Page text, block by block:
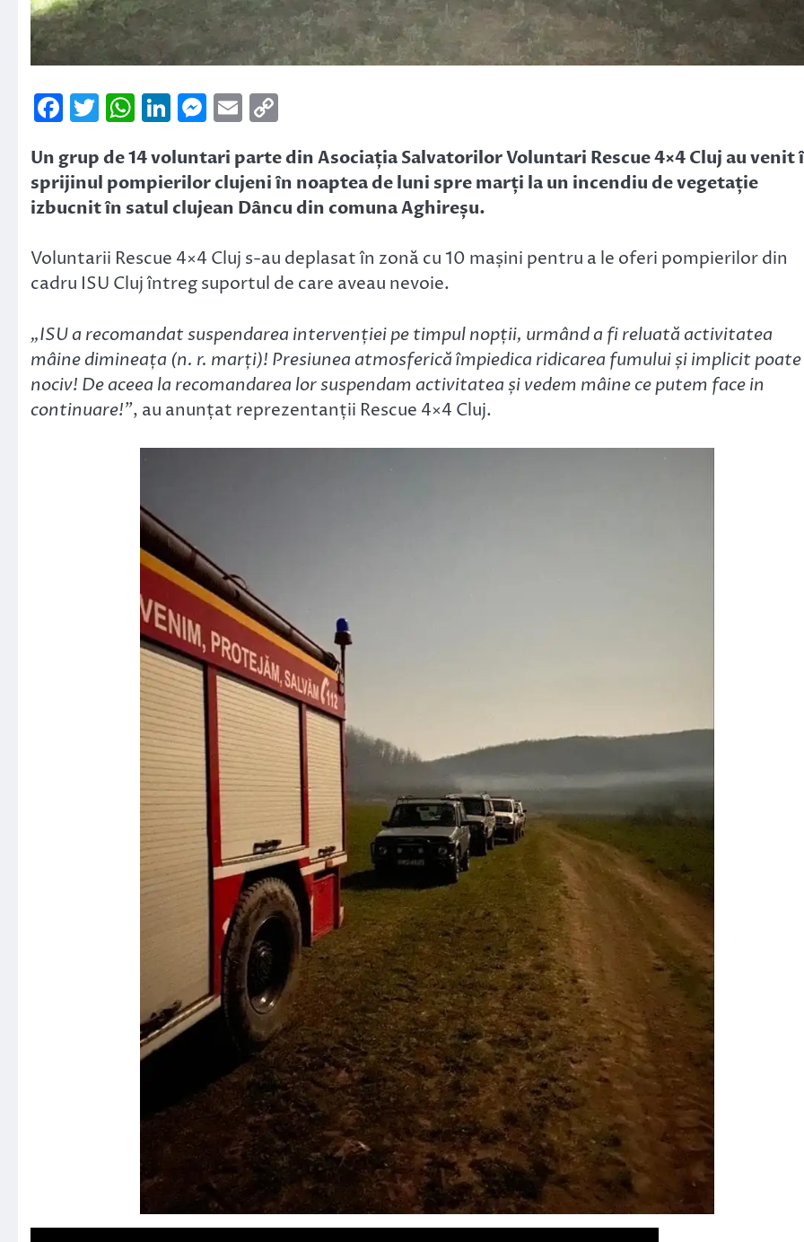
Facebook
Twitter
WhatsApp
LinkedIn
Messenger
Email
Un grup de 14 voluntari parte din Asociația Salvatorilor Voluntari Rescue 4×4 Cluj au venit
sprijinul pompierilor clujeni în noaptea de luni spre marți la un incendiu de vegetație
izbucnit în satul clujean Dâncu din comuna Aghireșu.
Voluntarii Rescue 4×4 Cluj s-au deplasat în zonă cu 10 mașini pentru a le oferi pompierilor din
cadru ISU Cluj întreg suportul de care aveau nevoie.
„ISU a recomandat suspendarea intervenției pe timpul nopții, urmând a fi reluată activitatea
mâine dimineața (n. r. marți)! Presiunea atmosferică împiedica ridicarea fumului și implicit
nociv! De aceea la recomandarea lor suspendam activitatea și vedem mâine ce putem face in
continuare!”, au anunțat reprezentanții Rescue 4×4 Cluj.